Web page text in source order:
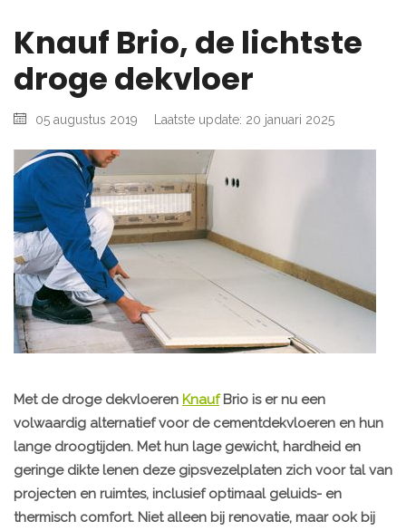
Knauf Brio, de lichtste
droge dekvloer
05 augustus 2019 Laatste update: 20 januari 2025
Met de droge dekvloeren KnaufBrio is er nu een
volwaardig alternatief voor de cementdekvloeren en hun
lange droogtijden. Met hun lage gewicht, hardheid en
geringe dikte lenen deze gipsvezelplaten zich voor tal van
projecten en ruimtes, inclusief optimaal geluids- en
thermisch comfort. Niet alleen bij renovatie, maar ook bij